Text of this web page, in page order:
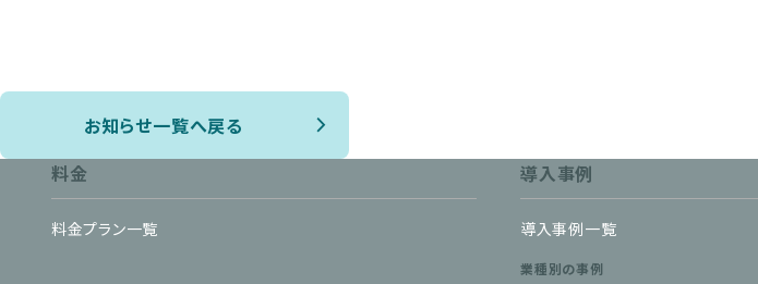
お知らせ一覧へ戻る
料金
料金プラン一覧
導入事例
導入事例一覧
業種別の事例